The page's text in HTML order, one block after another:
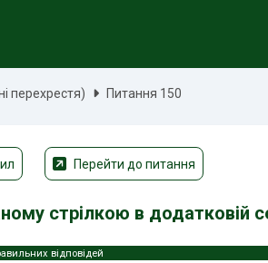
перехрестя) Питання 150
Перейти до питання
стрілкою в додатковій
відповідей